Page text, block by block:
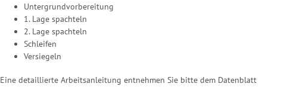
Untergrundvorbereitung
1. Lage spachteln
2. Lage spachteln
Schleifen
Versiegeln
Eine detaillierte Arbeitsanleitung entnehmen Sie bitte dem Datenblatt